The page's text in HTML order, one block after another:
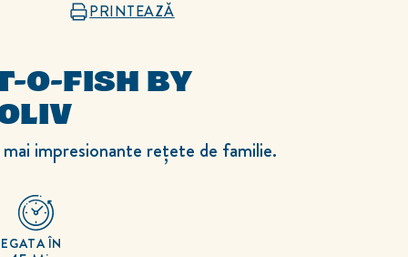
O-FISH BY
impresionante rețete de familie.
GATA ÎN
PRINTEAZĂ